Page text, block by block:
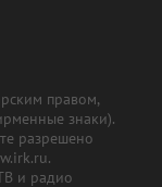
правом,
знаки).
разрешено
и радио